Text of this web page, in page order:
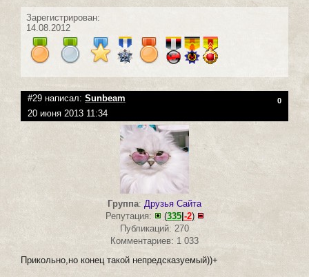
Зарегистрирован:
14.08.2012
#29 написал: Sunbeam 0
20 июня 2013 11:34
Группа: Друзья Сайта
Репутация:
(335| -2)
Публикаций: 270
Комментариев: 1 033
Прикольно,но конец такой непредсказуемый))+